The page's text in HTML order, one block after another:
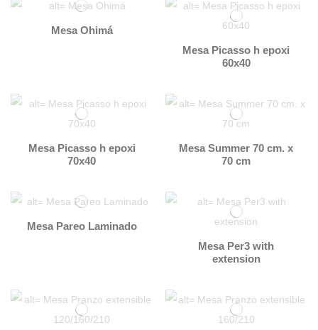
Mesa Ohimá
Mesa Picasso h epoxi
60x40
Mesa Picasso h epoxi
70x40
Mesa Summer 70 cm. x
70 cm
Mesa Pareo Laminado
Mesa Per3 with
extension